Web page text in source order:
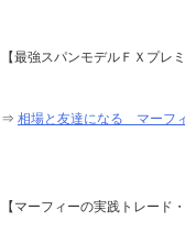
【最強スパンモデルＦＸプレミ
⇒ 相場と友達になる マーフ
【マーフィーの実践トレード